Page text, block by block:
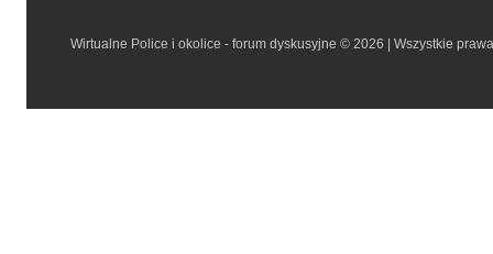
Wirtualne Police i okolice - forum dyskusyjne © 2026 | Wszystkie